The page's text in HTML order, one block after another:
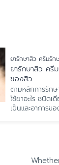
ยารักษาสิว ครีมรัก
ยารักษาสิว ครี
ของสิว
ตามหลักการรัก
ใช้ยาอะไร ชนิด
เป็นและอาการ